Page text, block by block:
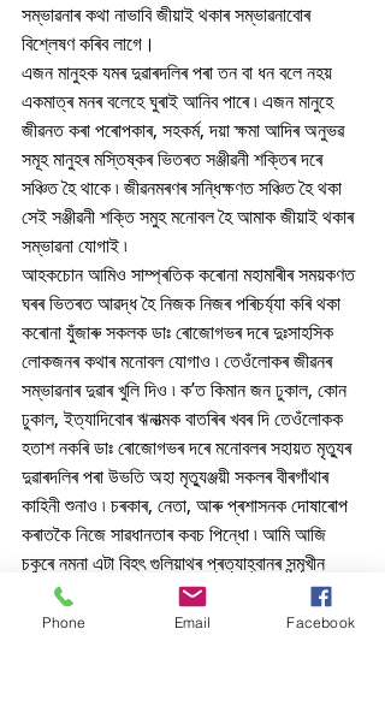
সম্ভাৱনাৰ কথা নাভাবি জীয়াই থকাৰ সম্ভাৱনাবোৰ
বিশ্লেষণ কৰিব লাগে।
এজন মানুহক যমৰ দুৱাৰদলিৰ পৰা তন বা ধন বলে নহয়
একমাত্ৰ মনৰ বলেহে ঘুৰাই আনিব পাৰে ৷ এজন মানুহে
জীৱনত কৰা পৰোপকাৰ, সহকৰ্ম, দয়া ক্ষমা আদিৰ অনুভৱ
সমূহ মানুহৰ মস্তিষ্কৰ ভিতৰত সঞ্জীৱনী শক্তিৰ দৰে
সঞ্চিত হৈ থাকে ৷ জীৱনমৰণৰ সন্ধিক্ষণত সঞ্চিত হৈ থকা
সেই সঞ্জীৱনী শক্তি সমুহ মনোবল হৈ আমাক জীয়াই থকাৰ
সম্ভাৱনা যোগাই ৷
আহকচোন আমিও সাম্প্ৰতিক কৰোনা মহামাৰীৰ সময়কণত
ঘৰৰ ভিতৰত আৱদ্ধ হৈ নিজক নিজৰ পৰিচৰ্য্যা কৰি থকা
কৰোনা যুঁজাৰু সকলক ডাঃ ৰোজোগভৰ দৰে দুঃসাহসিক
লোকজনৰ কথাৰ মনোবল যোগাও ৷ তেওঁলোকৰ জীৱনৰ
সম্ভাৱনাৰ দুৱাৰ খুলি দিও ৷ ক’ত কিমান জন ঢুকাল, কোন
ঢুকাল, ইত্যাদিবোৰ ঋনাত্মক বাতৰিৰ খবৰ দি তেওঁলোকক
হতাশ নকৰি ডাঃ ৰোজোগভৰ দৰে মনোবলৰ সহায়ত মৃত্যুৰ
দুৱাৰদলিৰ পৰা উভতি অহা মৃত্যুঞ্জয়ী সকলৰ বীৰগাঁথাৰ
কাহিনী শুনাও ৷ চৰকাৰ, নেতা, আৰু প্ৰশাসনক দোষাৰোপ
কৰাতকৈ নিজে সাৱধানতাৰ কবচ পিন্ধো ৷ আমি আজি
চকুৰে নমনা এটা বিহৎ গুলিয়াথৰ প্ৰত্যাহ্বানৰ সন্মূখীন
হৈছো ৷ গতিকে আমি ধৈৰ্য্য, সহ্য আৰু আমাৰ সঞ্চিত
মনোবলেৰে ডেভিদৰ দৰে এই গুলিয়াথক পৰাজিত কৰিব
Phone Email Facebook